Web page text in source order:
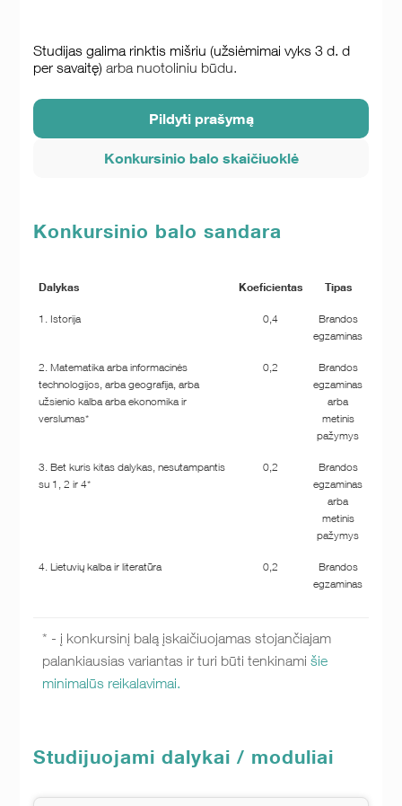
Studijas galima rinktis mišriu (užsiėmimai vyks 3 d. d
per savaitę)arba nuotoliniu būdu.
Pildyti prašymą
Konkursinio balo skaičiuoklė
Konkursinio balo sandara
Dalykas Koeficientas Tipas
1. Istorija 0,4
Brandos
egzaminas
2. Matematika arba informacinės
technologijos, arba geografija, arba
užsienio kalba arba ekonomika ir
verslumas*
0,2
Brandos
egzaminas
arba
metinis
pažymys
3. Bet kuris kitas dalykas, nesutampantis
su 1, 2 ir 4*
0,2
Brandos
egzaminas
arba
metinis
pažymys
4. Lietuvių kalba ir literatūra 0,2
Brandos
egzaminas
* - į konkursinį balą įskaičiuojamas stojančiajam
palankiausias variantas ir turi būti tenkinamišie
minimalūs reikalavimai.
Studijuojami dalykai / moduliai